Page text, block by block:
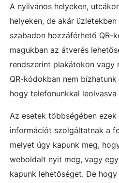
A nyilvános helyeken,
helyeken, de akár
szabadon hozzáférhető QR-
magukban az átverés
rendszerint plakátokon vagy
QR-kódokban nem
hogy telefonunkkal
Az esetek többségében
információt szolgáltatnak a
melyet úgy kapunk meg,
weboldalt nyit meg, vagy
kapunk lehetőséget. De